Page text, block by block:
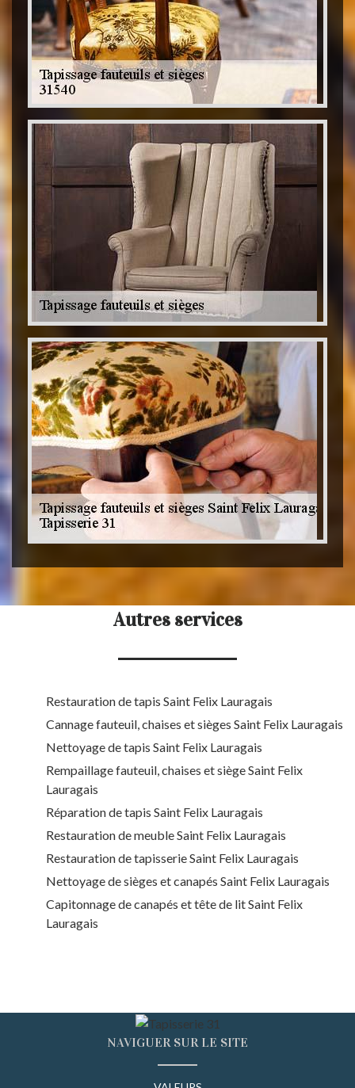
Autres services
Restauration de tapis Saint Felix Lauragais
Cannage fauteuil, chaises et sièges Saint Felix Lauragais
Nettoyage de tapis Saint Felix Lauragais
Rempaillage fauteuil, chaises et siège Saint Felix
Lauragais
Réparation de tapis Saint Felix Lauragais
Restauration de meuble Saint Felix Lauragais
Restauration de tapisserie Saint Felix Lauragais
Nettoyage de sièges et canapés Saint Felix Lauragais
Capitonnage de canapés et tête de lit Saint Felix
Lauragais
NAVIGUER SUR LE SITE